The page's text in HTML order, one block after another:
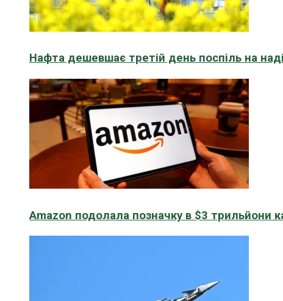
Нафта дешевшає третій день поспіль на
Amazon подолала позначку в $3 трильйони